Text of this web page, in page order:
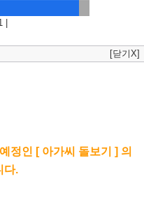
[닫기X]
정인 [ 아가씨 돌보기 ] 의
다.